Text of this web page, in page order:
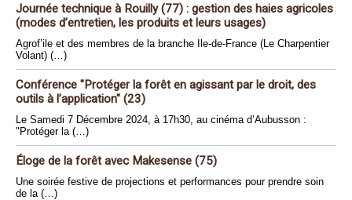
Journée technique à Rouilly (77) : gestion des haies agricoles
(modes d’entretien, les produits et leurs usages)
Agrof’ile et des membres de la branche Ile-de-France (Le Charpentier
Volant) (…)
Conférence "Protéger la forêt en agissant par le droit, des
outils à l’application" (23)
Le Samedi 7 Décembre 2024, à 17h30, au cinéma d’Aubusson :
"Protéger la (…)
Éloge de la forêt avec Makesense (75)
Une soirée festive de projections et performances pour prendre soin
de la (…)